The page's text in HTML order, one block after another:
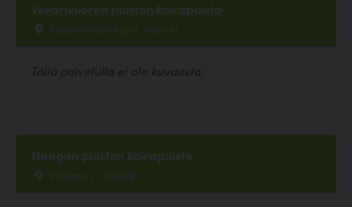
Veijarivuoren puiston koirapuisto
Purjeentekijänkuja 1, Helsinki
Tällä palvelulla ei ole kuvausta.
Haagan puiston koirapuisto
Vihdintie 21, Helsinki